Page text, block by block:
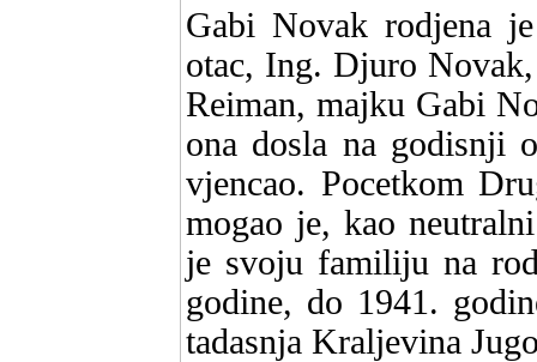
Gabi Novak rodjena
otac, Ing. Djuro
Reiman, majku Gabi
ona dosla na godisnji
vjencao. Pocetkom
mogao je, kao
je svoju familiju na
godine, do 1941.
tadasnja Kraljevina